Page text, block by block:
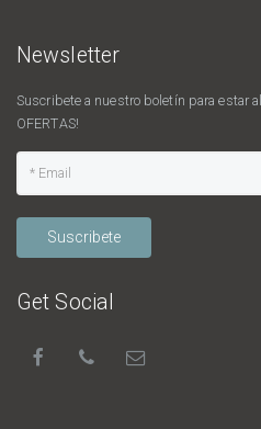
Newsletter
Suscribete a nuestro boletín para estar
OFERTAS!
Suscribete
Get Social